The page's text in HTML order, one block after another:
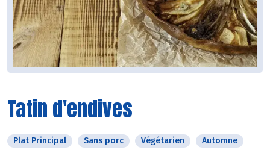
Tatin d'endives
Plat Principal Sans porc Végétarien Automne